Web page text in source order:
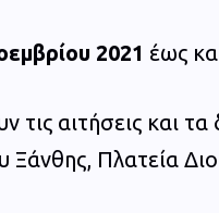
2021 έως
τις αιτήσεις και
Πλατεία